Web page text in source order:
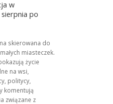
w
sierpnia po
skierowana do
miasteczek.
życie
na wsi,
politycy,
komentują
związane z